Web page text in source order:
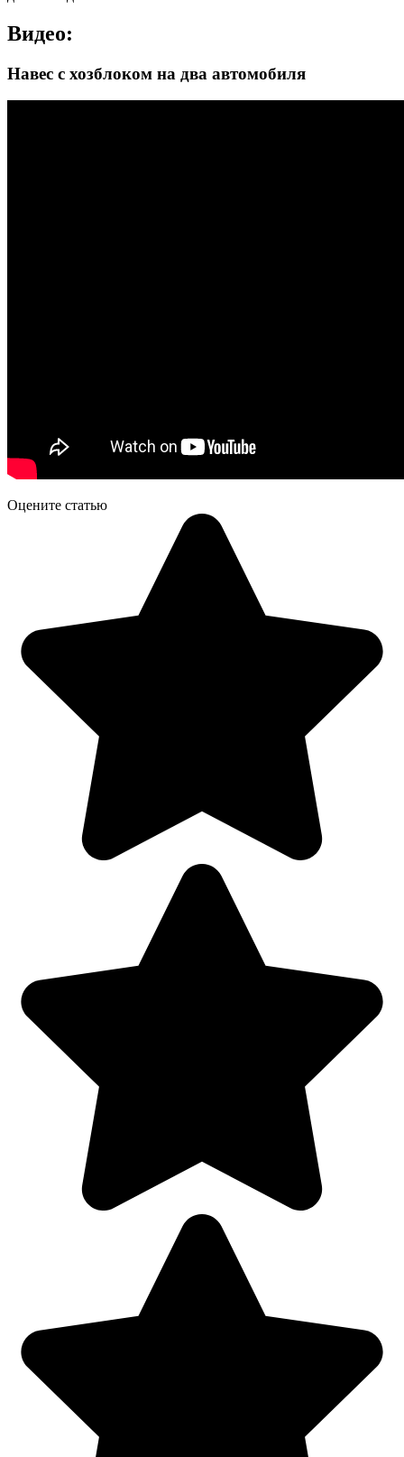
Видео:
Навес с хозблоком на два автомобиля
Оцените статью